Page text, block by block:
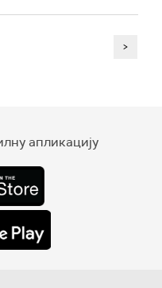
>
апликацију